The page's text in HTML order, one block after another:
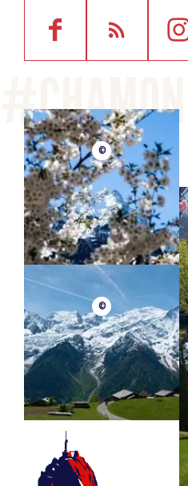
©
©